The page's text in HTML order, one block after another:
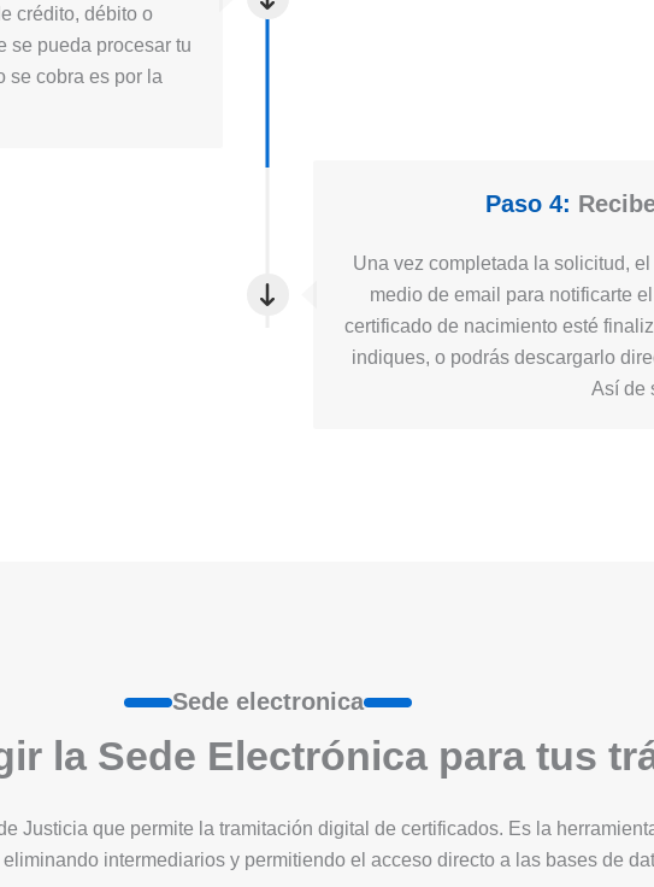
crédito, débito o
se pueda procesar tu
se cobra es por la
Paso 4:
Una vez completada la solicitud,
medio de email para notificarte
certificado de nacimiento esté
indiques, o podrás descargarlo
Así de
Sede electronica
la Sede Electrónica para tus
Justicia que permite la tramitación digital de certificados. Es la
intermediarios y permitiendo el acceso directo a las bases de